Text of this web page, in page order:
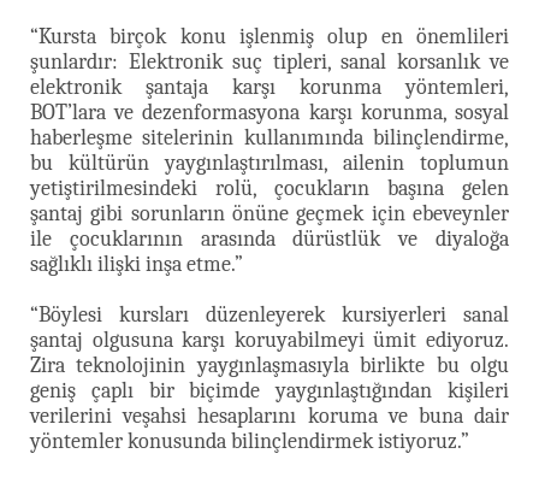
“Kursta birçok konu işlenmiş olup en önemlileri
şunlardır: Elektronik suç tipleri, sanal korsanlık ve
elektronik şantaja karşı korunma yöntemleri,
BOT’lara ve dezenformasyona karşı korunma, sosyal
haberleşme sitelerinin kullanımında bilinçlendirme,
bu kültürün yaygınlaştırılması, ailenin toplumun
yetiştirilmesindeki rolü, çocukların başına gelen
şantaj gibi sorunların önüne geçmek için ebeveynler
ile çocuklarının arasında dürüstlük ve diyaloğa
sağlıklı ilişki inşa etme.”
“Böylesi kursları düzenleyerek kursiyerleri sanal
şantaj olgusuna karşı koruyabilmeyi ümit ediyoruz.
Zira teknolojinin yaygınlaşmasıyla birlikte bu olgu
geniş çaplı bir biçimde yaygınlaştığından kişileri
verilerini veşahsi hesaplarını koruma ve buna dair
yöntemler konusunda bilinçlendirmek istiyoruz.”